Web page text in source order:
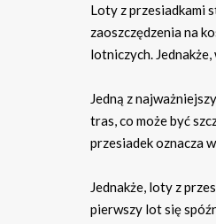
Loty z przesiadkami
zaoszczędzenia na
lotniczych.
Jedną z
tras, co może być
przesiadek oznacza
Jednakże, loty z
pierwszy lot się